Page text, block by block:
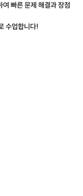
빠른 문제 해결과 장점
수업합니다!